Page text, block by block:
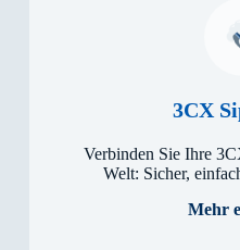
3CX
Ver­bin­den Sie Ihre
Welt: Si­cher,
Mehr